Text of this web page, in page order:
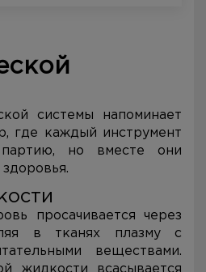
системы напоминает
где каждый инструмент
но вместе они
просачивается через
в тканях плазму с
веществами.
жидкости всасывается